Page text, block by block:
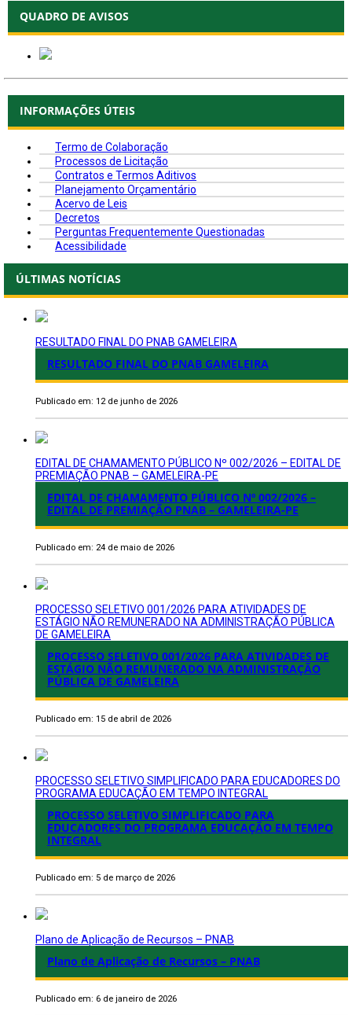
QUADRO DE AVISOS
INFORMAÇÕES ÚTEIS
Termo de Colaboração
Processos de Licitação
Contratos e Termos Aditivos
Planejamento Orçamentário
Acervo de Leis
Decretos
Perguntas Frequentemente Questionadas
Acessibilidade
ÚLTIMAS NOTÍCIAS
RESULTADO FINAL DO PNAB GAMELEIRA
RESULTADO FINAL DO PNAB GAMELEIRA
Publicado em: 12 de junho de 2026
EDITAL DE CHAMAMENTO PÚBLICO Nº 002/2026 – EDITAL DE
PREMIAÇÃO PNAB – GAMELEIRA-PE
EDITAL DE CHAMAMENTO PÚBLICO Nº 002/2026 –
EDITAL DE PREMIAÇÃO PNAB – GAMELEIRA-PE
Publicado em: 24 de maio de 2026
PROCESSO SELETIVO 001/2026 PARA ATIVIDADES DE
ESTÁGIO NÃO REMUNERADO NA ADMINISTRAÇÃO PÚBLICA
DE GAMELEIRA
PROCESSO SELETIVO 001/2026 PARA ATIVIDADES DE
ESTÁGIO NÃO REMUNERADO NA ADMINISTRAÇÃO
PÚBLICA DE GAMELEIRA
Publicado em: 15 de abril de 2026
PROCESSO SELETIVO SIMPLIFICADO PARA EDUCADORES DO
PROGRAMA EDUCAÇÃO EM TEMPO INTEGRAL
PROCESSO SELETIVO SIMPLIFICADO PARA
EDUCADORES DO PROGRAMA EDUCAÇÃO EM TEMPO
INTEGRAL
Publicado em: 5 de março de 2026
Plano de Aplicação de Recursos – PNAB
Plano de Aplicação de Recursos – PNAB
Publicado em: 6 de janeiro de 2026